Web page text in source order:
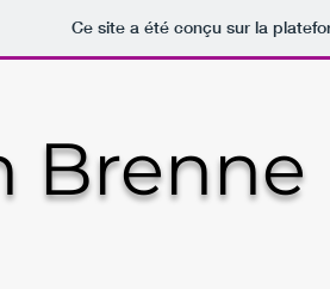
Ce site a été conçu sur la
Brenne